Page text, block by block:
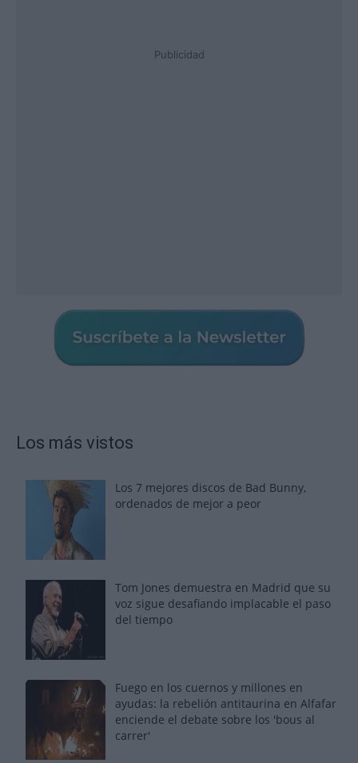
Publicidad
Los más vistos
Los 7 mejores discos de Bad Bunny,
ordenados de mejor a peor
Tom Jones demuestra en Madrid que su
voz sigue desafiando implacable el paso
del tiempo
Fuego en los cuernos y millones en
ayudas: la rebelión antitaurina en Alfafar
enciende el debate sobre los 'bous al
carrer'